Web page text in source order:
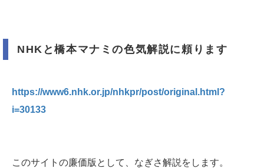
NHKと橋本マナミの色気解説に頼ります
https://www6.nhk.or.jp/nhkpr/post/original.html?
i=30133
このサイトの廉価版として、なぎさ解説をします。